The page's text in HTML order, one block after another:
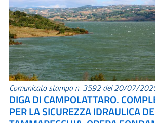
Comunicato stampa n. 3592 del 20/07/
DIGA DI CAMPOLATTARO.
PER LA SICUREZZA IDRAULICA